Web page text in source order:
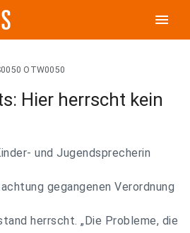
menu
OTW0050
Hier herrscht kein
und Jugendsprecherin
gegangenen Verordnung
herrscht. „Die Probleme, die